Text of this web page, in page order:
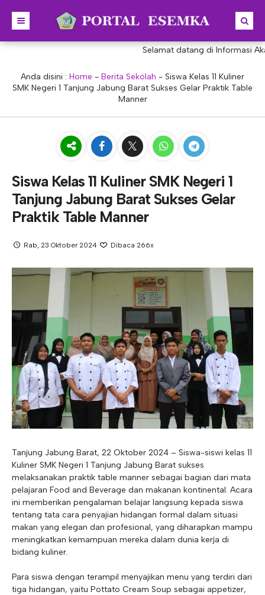
BERITA
SEJARAH
VISI & MISI
KEPALA SEKOLAH
Tupoksi Kepala Sekolah
WAKIL KEPALASEKOLAH
Tupoksi Wakil Bidang Sarana Prasarana
Tupoksi Wakil Bidang Kesiswaan
Tupoksi Guru Piket
Tupoksi Ketua Kons. Keahlian
Tupoksi Kepala Tata Usaha
Tupoksi Bendahara BOS
Tupoksi Koordinator Bendahara
Tupoksi Bendahara Komite
Tupoksi Perpustakaan
Tupoksi Security
AKREDITASI
PROGRAM SEKOLAH
KONSENTRASI KEAHLIAN
AKUNTANSI
BISNIS DIGITAL
DESAIN KOMUNIKASI VISUAL
E-LEARNING
E-PKL
E-ALUMNI
E-BKK
Selamat datang di Informasi
Anda disini : Home - Berita Sekolah - Siswa Kelas 11 Kuliner
SMK Negeri 1 Tanjung Jabung Barat Sukses Gelar Praktik Table
Manner
Siswa Kelas 11 Kuliner SMK Negeri 1
Tanjung Jabung Barat Sukses Gelar
Praktik Table Manner
Rab, 23 Oktober 2024 Dibaca 266x
Tanjung Jabung Barat, 22 Oktober 2024 – Siswa-siswi kelas 11
Kuliner SMK Negeri 1 Tanjung Jabung Barat sukses
melaksanakan praktik table manner sebagai bagian dari mata
pelajaran Food and Beverage dan makanan kontinental. Acara
ini memberikan pengalaman belajar langsung kepada siswa
tentang tata cara penyajian hidangan formal dalam situasi
makan yang elegan dan profesional, yang diharapkan mampu
meningkatkan kemampuan mereka dalam dunia kerja di
bidang kuliner.
Para siswa dengan terampil menyajikan menu yang terdiri dari
tiga hidangan, yaitu Pottato Cream Soup sebagai appetizer,